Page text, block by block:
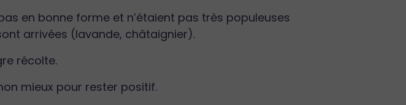
en bonne forme et n’étaient pas très populeuses
arrivées (lavande, châtaignier).
récolte.
mieux pour rester positif.